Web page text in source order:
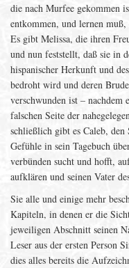
die nach Murfee gekommen
entkommen, und lernen
Es gibt Melissa, die ihren
und nun feststellt, daß sie in
hispanischer Herkunft und
bedroht wird und deren
verschwunden ist –
falschen Seite der
schließlich gibt es Caleb, den
Gefühle in sein Tagebuch
verbünden sucht und hofft,
aufklären und seinen Vater
Sie alle und einige mehr
Kapiteln, in denen er die
jeweiligen Abschnitt seinen
Leser aus der ersten Person
dies alles bereits die